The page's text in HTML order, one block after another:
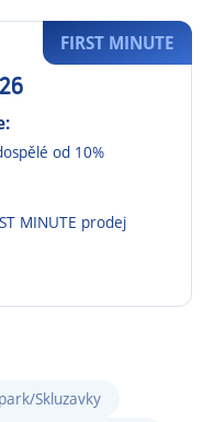
od 10%
MINUTE prodej
FIRST MINUTE
Skluzavky